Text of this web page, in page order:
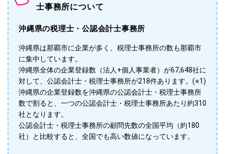
士事務所について
沖縄県の税理士・公認会計士事務所
沖縄県は那覇市に企業が多く、税理士事務所の数も那覇市
に集中しています。
沖縄県全体の企業登録数（法人+個人事業者）が67,648社に
対して、公認会計士・税理士事務所が218件あります。(※1)
沖縄県の企業登録数を沖縄県の公認会計士・税理士事務所
数で割ると、一つの公認会計士・税理士事務所あたり約310
社となります。
公認会計士・税理士事務所の顧問先数の全国平均（約180
社）と比較すると、全国でも高い数値になっています。